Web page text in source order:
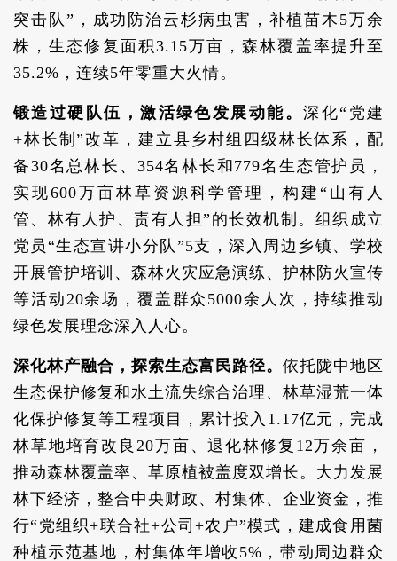
突击队”，成功防治云杉病虫害，补植苗木5万余
株，生态修复面积3.15万亩，森林覆盖率提升至
35.2%，连续5年零重大火情。
锻造过硬队伍，激活绿色发展动能。深化“党建
+林长制”改革，建立县乡村组四级林长体系，配
备30名总林长、354名林长和779名生态管护员，
实现600万亩林草资源科学管理，构建“山有人
管、林有人护、责有人担”的长效机制。组织成立
党员“生态宣讲小分队”5支，深入周边乡镇、学校
开展管护培训、森林火灾应急演练、护林防火宣传
等活动20余场，覆盖群众5000余人次，持续推动
绿色发展理念深入人心。
深化林产融合，探索生态富民路径。 依托陇中地区
生态保护修复和水土流失综合治理、林草湿荒一体
化保护修复等工程项目，累计投入1.17亿元，完成
林草地培育改良20万亩、退化林修复12万余亩，
推动森林覆盖率、草原植被盖度双增长。大力发展
林下经济，整合中央财政、村集体、企业资金，推
行“党组织+联合社+公司+农户”模式，建成食用菌
种植示范基地，村集体年增收5%，带动周边群众